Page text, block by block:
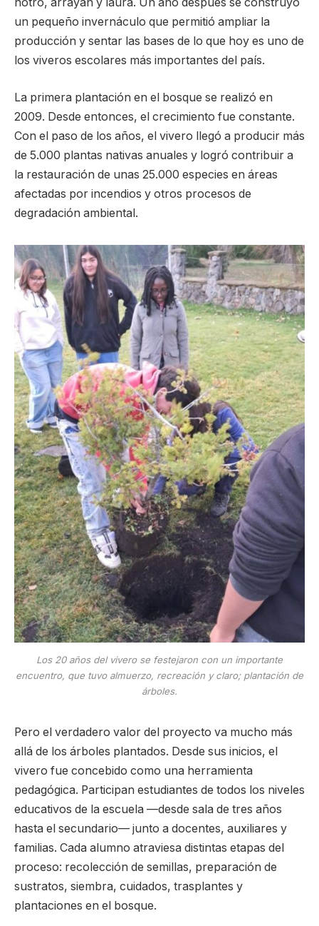
un pequeño invernáculo que permitió ampliar la
producción y sentar las bases de lo que hoy es uno de
los viveros escolares más importantes del país.
La primera plantación en el bosque se realizó en
2009. Desde entonces, el crecimiento fue constante.
Con el paso de los años, el vivero llegó a producir más
de 5.000 plantas nativas anuales y logró contribuir a
la restauración de unas 25.000 especies en áreas
afectadas por incendios y otros procesos de
degradación ambiental.
Los 20 años del vivero se festejaron con un importante
encuentro, que tuvo almuerzo, recreación y claro; plantación de
árboles.
Pero el verdadero valor del proyecto va mucho más
allá de los árboles plantados. Desde sus inicios, el
vivero fue concebido como una herramienta
pedagógica. Participan estudiantes de todos los niveles
educativos de la escuela —desde sala de tres años
hasta el secundario— junto a docentes, auxiliares y
familias. Cada alumno atraviesa distintas etapas del
proceso: recolección de semillas, preparación de
sustratos, siembra, cuidados, trasplantes y
plantaciones en el bosque.